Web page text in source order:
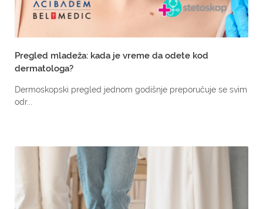
Pregled mladeža: kada je vreme da odete kod
dermatologa?
Dermoskopski pregled jednom godišnje preporučuje se svim
odr...